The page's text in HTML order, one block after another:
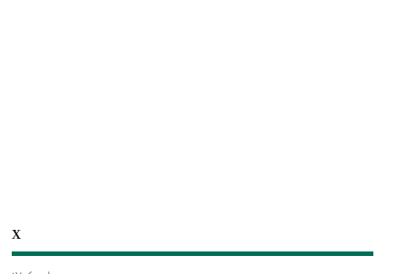
X